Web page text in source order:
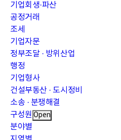
기업회생·파산
공정거래
조세
기업자문
정부조달 · 방위산업
행정
기업형사
건설부동산 · 도시정비
소송 · 분쟁해결
구성원 Open
분야별